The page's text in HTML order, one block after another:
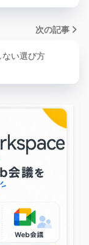
次の記事
ない選び方